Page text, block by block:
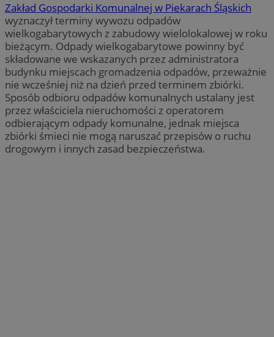
Zakład Gospodarki Komunalnej w Piekarach Śląskich
wyznaczył terminy wywozu odpadów
wielkogabarytowych z zabudowy wielolokalowej w roku
bieżącym. Odpady wielkogabarytowe powinny być
składowane we wskazanych przez administratora
budynku miejscach gromadzenia odpadów, przeważnie
nie wcześniej niż na dzień przed terminem zbiórki.
Sposób odbioru odpadów komunalnych ustalany jest
przez właściciela nieruchomości z operatorem
odbierającym odpady komunalne, jednak miejsca
zbiórki śmieci nie mogą naruszać przepisów o ruchu
drogowym i innych zasad bezpieczeństwa.